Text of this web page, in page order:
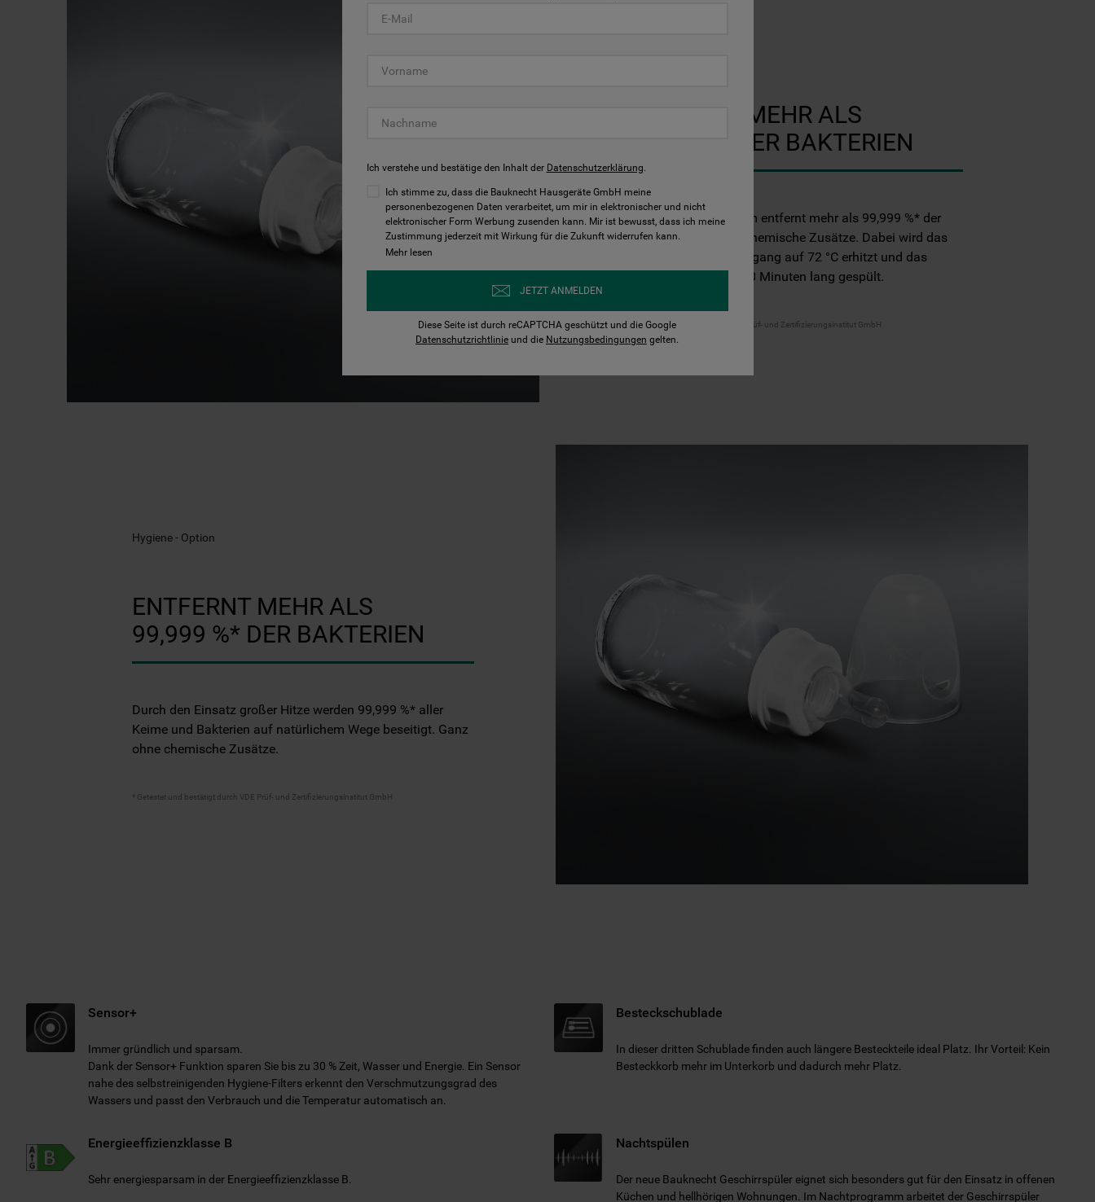
ENTFERNT MEHR ALS
99,999 %* DER BAKTERIEN
Das Hygiene-Programm entfernt mehr als 99,999 %* der
Bakterien, ganz ohne chemische Zusätze. Dabei wird das
Wasser im letzten Spülgang auf 72 °C erhitzt und das
Geschirr mindestens 10 Minuten lang gespült.
* Getestet und bestätigt durch VDE Prüf- und Zertifizierungsinstitut GmbH
Hygiene - Option
ENTFERNT MEHR ALS
99,999 %* DER BAKTERIEN
Durch den Einsatz großer Hitze werden 99,999 %* aller
Keime und Bakterien auf natürlichem Wege beseitigt. Ganz
ohne chemische Zusätze.
* Getestet und bestätigt durch VDE Prüf- und Zertifizierungsinstitut GmbH
Sensor+
Immer gründlich und sparsam.
Dank der Sensor+ Funktion sparen Sie bis zu 30 % Zeit, Wasser und Energie. Ein Sensor
nahe des selbstreinigenden Hygiene-Filters erkennt den Verschmutzungsgrad des
Wassers und passt den Verbrauch und die Temperatur automatisch an.
Besteckschublade
In dieser dritten Schublade finden auch längere Besteckteile ideal Platz. Ihr Vorteil: Kein
Besteckkorb mehr im Unterkorb und dadurch mehr Platz.
Energieeffizienzklasse B
Sehr energiesparsam in der Energieeffizienzklasse B.
Nachtspülen
Der neue Bauknecht Geschirrspüler eignet sich besonders gut für den Einsatz in offenen
Küchen und hellhörigen Wohnungen. Im Nachtprogramm arbeitet der Geschirrspüler
Ich verstehe und bestätige den Inhalt der Datenschutzerklärung.
Ich stimme zu, dass die Bauknecht Hausgeräte GmbH meine
personenbezogenen Daten verarbeitet, um mir in elektronischer und nicht
elektronischer Form Werbung zusenden kann. Mir ist bewusst, dass ich meine
Zustimmung jederzeit mit Wirkung für die Zukunft widerrufen kann.
Mehr lesen
JETZT ANMELDEN
Diese Seite ist durch reCAPTCHA geschützt und die Google
Datenschutzrichtlinie und die Nutzungsbedingungen gelten.